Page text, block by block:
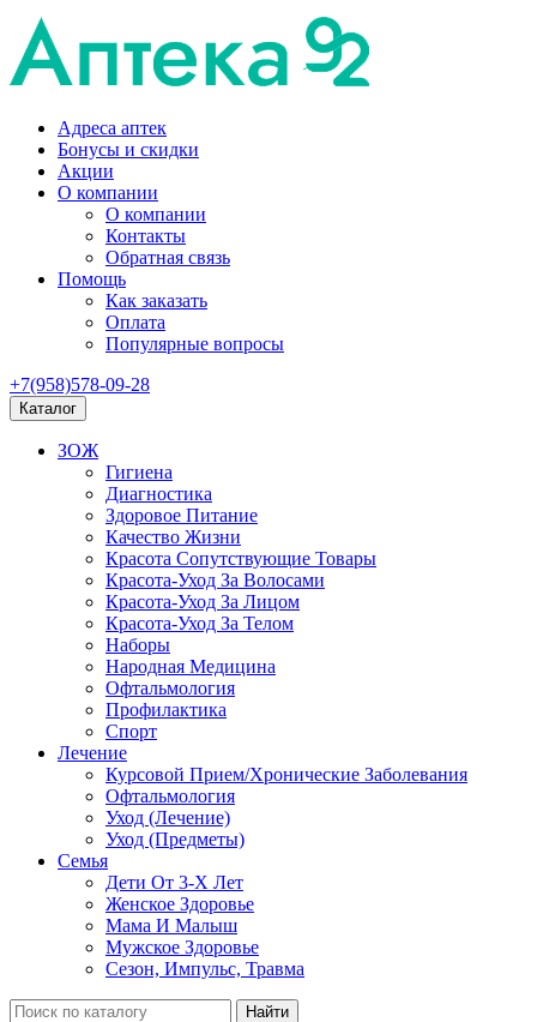
Адреса аптек
Бонусы и скидки
Акции
О компании
О компании
Контакты
Обратная связь
Помощь
Как заказать
Оплата
Популярные вопросы
+7(958)578-09-28
Каталог
ЗОЖ
Гигиена
Диагностика
Здоровое Питание
Качество Жизни
Красота Сопутствующие Товары
Красота-Уход За Волосами
Красота-Уход За Лицом
Красота-Уход За Телом
Наборы
Народная Медицина
Офтальмология
Профилактика
Спорт
Лечение
Курсовой Прием/Хронические Заболевания
Офтальмология
Уход (Лечение)
Уход (Предметы)
Семья
Дети От 3-Х Лет
Женское Здоровье
Мама И Малыш
Мужское Здоровье
Сезон, Импульс, Травма
Найти